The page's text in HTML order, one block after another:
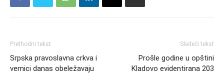
Prethodni tekst
Srpska pravoslavna crkva i
vernici danas obeležavaju
Sledeći tekst
Prošle godine u opštini
Kladovo evidentirana 203